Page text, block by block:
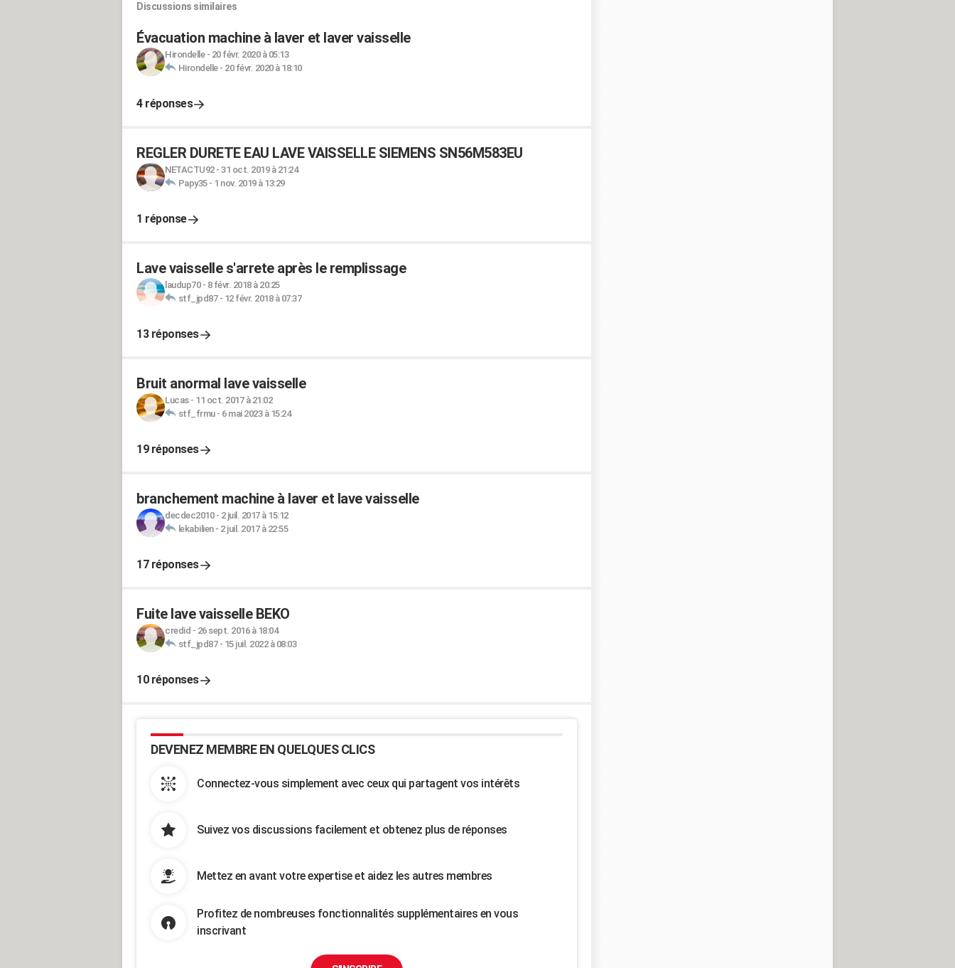
Discussions similaires
Évacuation machine à laver et laver vaisselle
Hirondelle- 20 févr. 2020 à 05:13
Hirondelle- 20 févr. 2020 à 18:10
4 réponses
REGLER DURETE EAU LAVE VAISSELLE SIEMENS SN56M583EU
NETACTU92- 31 oct. 2019 à 21:24
Papy35- 1 nov. 2019 à 13:29
1 réponse
Lave vaisselle s'arrete après le remplissage
laudup70- 8 févr. 2018 à 20:25
stf_jpd87- 12 févr. 2018 à 07:37
13 réponses
Bruit anormal lave vaisselle
Lucas- 11 oct. 2017 à 21:02
stf_frmu- 6 mai 2023 à 15:24
19 réponses
branchement machine à laver et lave vaisselle
decdec2010- 2 juil. 2017 à 15:12
lekabilien- 2 juil. 2017 à 22:55
17 réponses
Fuite lave vaisselle BEKO
credid - 26 sept. 2016 à 18:04
stf_jpd87- 15 juil. 2022 à 08:03
10 réponses
DEVENEZ MEMBRE EN QUELQUES CLICS
Connectez-vous simplement avec ceux qui partagent vos intérêts
Suivez vos discussions facilement et obtenez plus de réponses
Mettez en avant votre expertise et aidez les autres membres
Profitez de nombreuses fonctionnalités supplémentaires en vous
inscrivant